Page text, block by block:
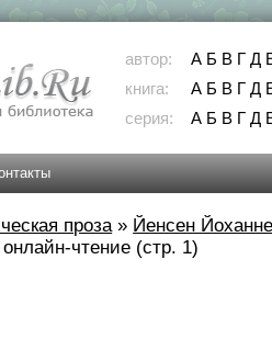
автор: А Б В Г Д
книга:
А Б В Г Д
серия:
А Б В Г Д
проза» Йенсен
онлайн-чтение (стр. 1)